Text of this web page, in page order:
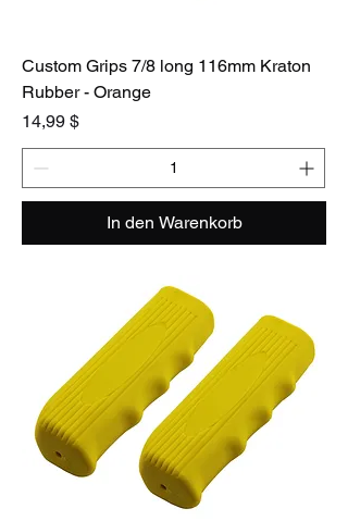
Custom Grips 7/8 long 116mm Kraton
Rubber - Orange
Preis
14,99 $
In den Warenkorb